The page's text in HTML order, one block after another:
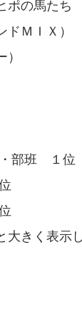
ポの馬たち
ＭＩＸ）
・部班 １位
大きく表示